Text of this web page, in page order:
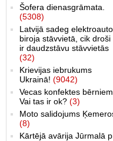
Šofera dienasgrāmata.
(5308)
Latvijā sadeg elektroauto
biroja stāvvietā, cik droši
ir daudzstāvu stāvvietās
(32)
Krievijas iebrukums
Ukrainā! (9042)
Vecas konfektes
Vai tas ir ok? (3)
Moto salidojums
(8)
Kārtējā avārija Jūrmalā